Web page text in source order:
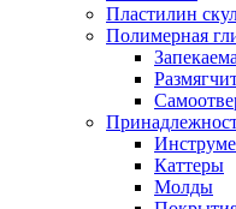
Пластилин
Полимерная
Каттеры
Молды